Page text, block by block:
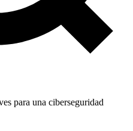
para una ciberseguridad